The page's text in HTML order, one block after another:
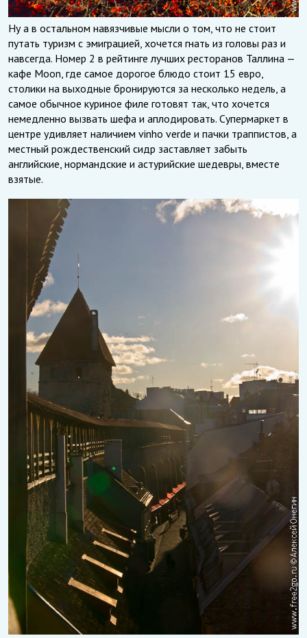
Ну а в остальном навязчивые мысли о том, что не стоит
путать туризм с эмиграцией, хочется гнать из головы раз и
навсегда. Номер 2 в рейтинге лучших ресторанов Таллина —
кафе Moon, где самое дорогое блюдо стоит 15 евро,
столики на выходные бронируются за несколько недель, а
самое обычное куриное филе готовят так, что хочется
немедленно вызвать шефа и аплодировать. Супермаркет в
центре удивляет наличием vinho verde и пачки траппистов, а
местный рождественский сидр заставляет забыть
английские, нормандские и астурийские шедевры, вместе
взятые.